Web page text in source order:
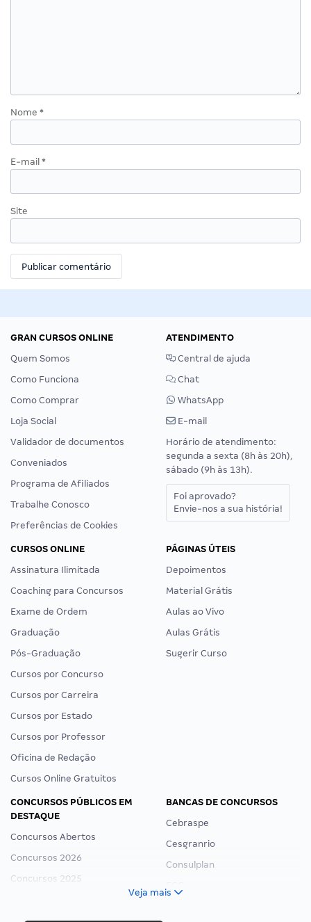
Nome *
E-mail *
Site
GRAN CURSOS ONLINE
Quem Somos
Como Funciona
Como Comprar
Loja Social
Validador de documentos
Conveniados
Programa de Afiliados
Trabalhe Conosco
Preferências de Cookies
ATENDIMENTO
Central de ajuda
Chat
WhatsApp
E-mail
Horário de atendimento:
segunda a sexta (8h às 20h),
sábado (9h às 13h).
Foi aprovado?
Envie-nos a sua história!
CURSOS ONLINE
Assinatura Ilimitada
Coaching para Concursos
Exame de Ordem
Graduação
Pós-Graduação
Cursos por Concurso
Cursos por Carreira
Cursos por Estado
Cursos por Professor
Oficina de Redação
Cursos Online Gratuitos
PÁGINAS ÚTEIS
Depoimentos
Material Grátis
Aulas ao Vivo
Aulas Grátis
Sugerir Curso
CONCURSOS PÚBLICOS EM
DESTAQUE
Concursos Abertos
Concursos 2026
Concursos 2025
BANCAS DE CONCURSOS
Cebraspe
Cesgranrio
Consulplan
Veja mais